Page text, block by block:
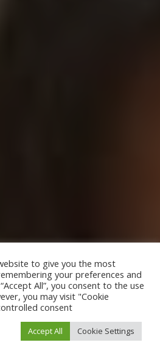
to give you the most
your preferences and
All”, you consent to the use
you may visit "Cookie
consent.
Cookie Settings
Accept All